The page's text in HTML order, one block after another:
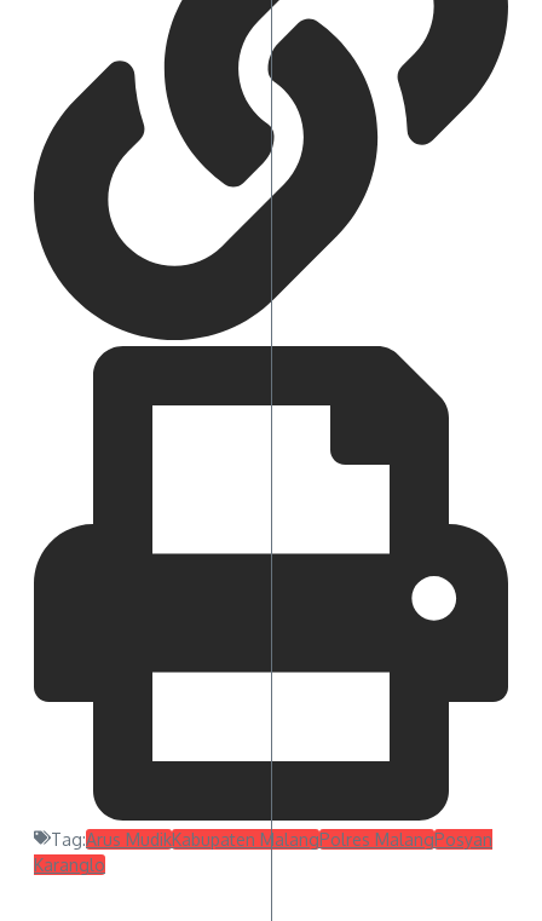
Tag:Arus MudikKabupaten MalangPolres MalangPosyan
Karanglo